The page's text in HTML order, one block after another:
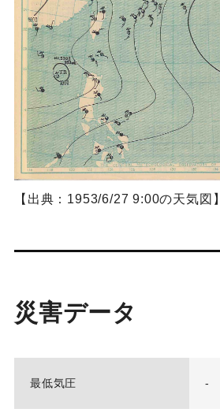
【出典：1953/6/27 9:00の天気図】
災害データ
最低気圧 -